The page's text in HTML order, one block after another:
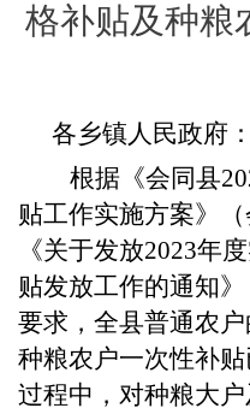
格补贴及种粮
各乡镇人民政府：
根据《会同县
贴工作实施方案》
《关于发放2023年
贴发放工作的通知
要求，全县普通农
种粮农户一次性补
过程中，对种粮大